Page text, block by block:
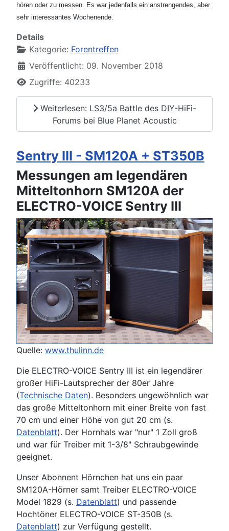
hören oder zu messen. Es war jedenfalls ein anstrengendes, aber
sehr interessantes Wochenende.
Details
Kategorie: Forentreffen
Veröffentlicht: 09. November 2018
Zugriffe: 40233
Weiterlesen: LS3/5a Battle des DIY-HiFi-
Forums bei Blue Planet Acoustic
Sentry III - SM120A + ST350B
Messungen am legendären
Mitteltonhorn SM120A der
ELECTRO-VOICE Sentry III
Quelle: www.thulinn.de
Die ELECTRO-VOICE Sentry III ist ein legendärer
großer HiFi-Lautsprecher der 80er Jahre
(Technische Daten). Besonders ungewöhnlich war
das große Mitteltonhorn mit einer Breite von fast
70 cm und einer Höhe von gut 20 cm (s.
Datenblatt). Der Hornhals war "nur" 1 Zoll groß
und war für Treiber mit 1-3/8" Schraubgewinde
geeignet.
Unser Abonnent Hörnchen hat uns ein paar
SM120A-Hörner samt Treiber ELECTRO-VOICE
Model 1829 (s. Datenblatt) und passende
Hochtöner ELECTRO-VOICE ST-350B (s.
Datenblatt) zur Verfügung gestellt.